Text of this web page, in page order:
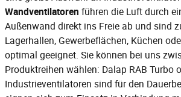
Wandventilatoren führen die Luft durch
Außenwand direkt ins Freie ab und sind
Lagerhallen, Gewerbeflächen, Küchen
optimal geeignet. Sie können bei uns
Produktreihen wählen: Dalap RAB Turbo
Industrieventilatoren sind für den